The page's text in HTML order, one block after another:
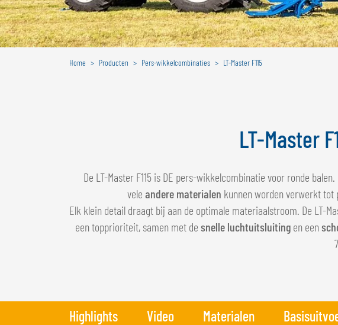
Home Producten Pers-wikkelcombinaties LT-Master F115
LT-Master
De LT-Master F115 is DE pers-wikkelcombinatie voor ronde
vele andere materialen kunnen worden verwerkt tot
Elk klein detail draagt bij aan de optimale materiaalstroom. De LT-
een topprioriteit, samen met de snelle luchtuitsluitingen een
Highlights Video Materialen